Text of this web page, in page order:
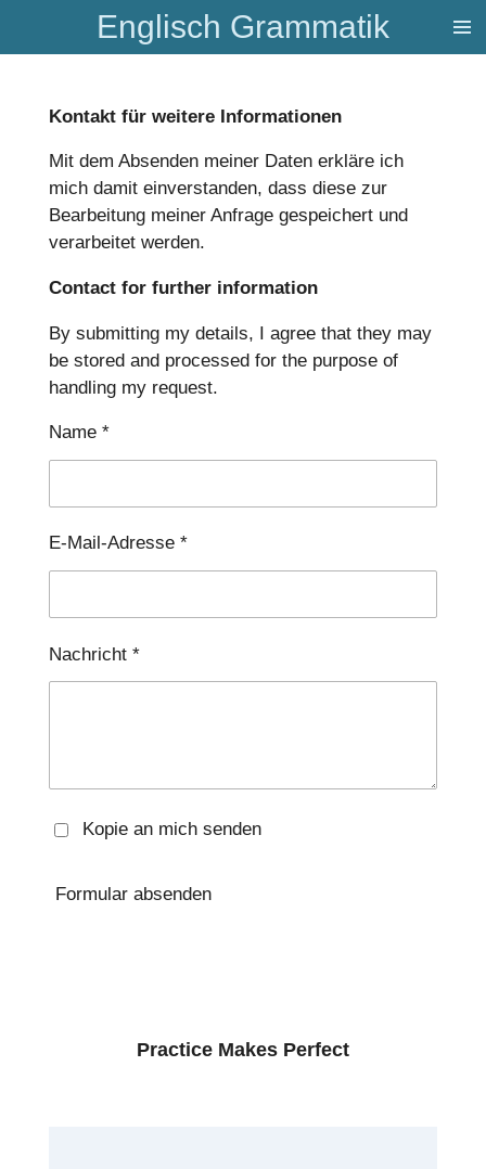
Hauptinhalt
Englisch Grammatik
Kontakt für weitere Informationen
Mit dem Absenden meiner Daten erkläre ich
mich damit einverstanden, dass diese zur
Bearbeitung meiner Anfrage gespeichert und
verarbeitet werden.
Contact for further information
By submitting my details, I agree that they may
be stored and processed for the purpose of
handling my request.
Name *
E-Mail-Adresse *
Nachricht *
Kopie an mich senden
Formular absenden
Practice Makes Perfect